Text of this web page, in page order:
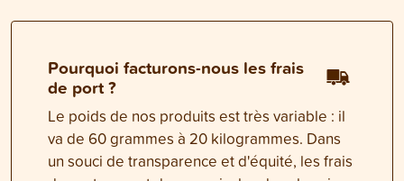
Pourquoi facturons-nous les frais
de port ?
Le poids de nos produits est très variable : il
va de 60 grammes à 20 kilogrammes. Dans
un souci de transparence et d'équité, les frais